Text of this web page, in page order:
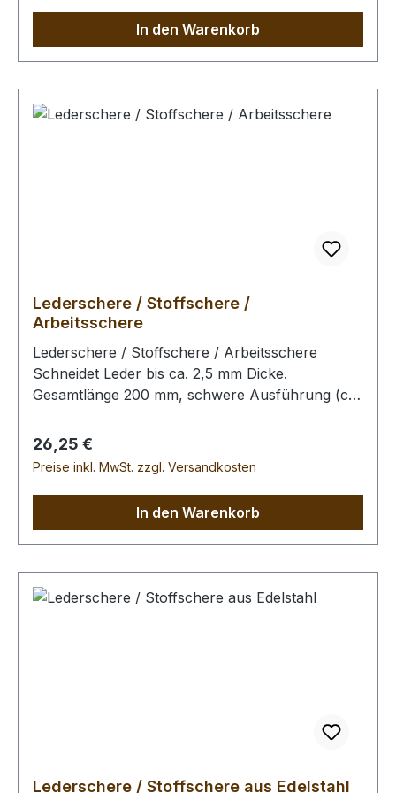
eingeschränkten Arbeitsplätzen. Damit die
Maschine fest steht, empfehlen wir Ihnen, diese
enthalten) auf Ihrer Werkbank zu fixieren. Mit
den Flügelschrauben auf der Rückseite kann die
maximal spaltbare Lederbreite: 11 cm
In den Warenkorb
Lederschere / Stoffschere /
Arbeitsschere
Lederschere / Stoffschere / Arbeitsschere
Schneidet Leder bis ca. 2,5 mm Dicke.
Gesamtlänge 200 mm, schwere Ausführung (ca.
Regulärer Preis:
26,25 €
Preise inkl. MwSt. zzgl. Versandkosten
In den Warenkorb
Lederschere / Stoffschere aus Edelstahl